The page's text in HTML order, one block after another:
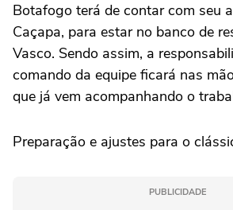
Botafogo terá de contar com seu
Caçapa, para estar no banco de
Vasco. Sendo assim, a
comando da equipe ficará nas
que já vem acompanhando o
Preparação e ajustes para o
PUBLICIDADE